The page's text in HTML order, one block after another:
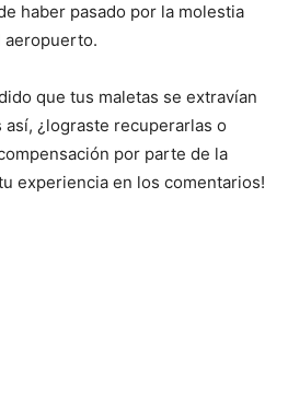
haber pasado por la molestia
aeropuerto.
que tus maletas se extravían
¿lograste recuperarlas o
por parte de la
experiencia en los comentarios!